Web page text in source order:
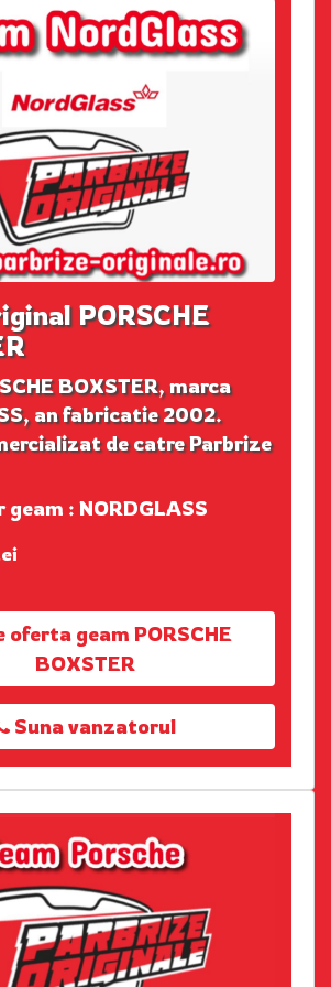
PORSCHE
BOXSTER, marca
an fabricatie 2002.
de catre Parbrize
: NORDGLASS
oferta geam PORSCHE
BOXSTER
Suna vanzatorul